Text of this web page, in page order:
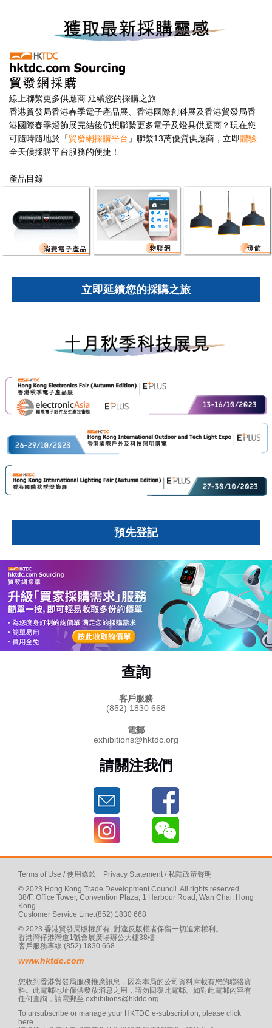
線上聯繫更多供應商 延續您的採購之旅
香港貿發局香港春季電子產品展、香港國際創科展及香港貿發局香
港國際春季燈飾展完結後仍想聯繫更多電子及燈具供應商？現在您
可隨時隨地於「貿發網採購平台 」聯繫13萬優質供應商，立即體驗
全天候採購平台服務的便捷！
產品目錄
立即延續您的採購之旅
預先登記
查詢
客戶服務
(852) 1830 668
電郵
exhibitions@hktdc.org
請關注我們
Terms of Use /使用條款 Privacy Statement /私隠政策聲明
© 2023 Hong Kong Trade Development Council. All rights reserved.
38/F, Office Tower, Convention Plaza, 1 Harbour Road, Wan Chai, Hong
Kong
Customer Service Line:(852) 1830 668
© 2023 香港貿發局版權所有, 對違反版權者保留一切追索權利。
香港灣仔港灣道1號會展廣場辦公大樓38樓
客戶服務專線:(852) 1830 668
www.hktdc.com
您收到香港貿發局服務推廣訊息，因為本局的公司資料庫載有您的聯絡資
料。此電郵地址僅供發放消息之用，請勿回覆此電郵。如對此電郵內容有
任何查詢，請電郵至 exhibitions@hktdc.org
To unsubscribe or manage your HKTDC e-subscription, please click
here.